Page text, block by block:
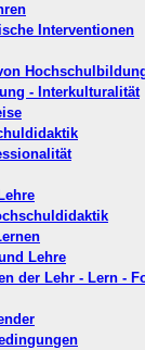
Interventionen
- Interkulturalität
Lehre
der Lehr - Lern -